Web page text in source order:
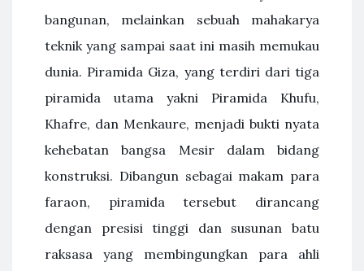
bangunan, melainkan sebuah mahakarya
teknik yang sampai saat ini masih memukau
dunia. Piramida Giza, yang terdiri dari tiga
piramida utama yakni Piramida Khufu,
Khafre, dan Menkaure, menjadi bukti nyata
kehebatan bangsa Mesir dalam bidang
konstruksi. Dibangun sebagai makam para
faraon, piramida tersebut dirancang
dengan presisi tinggi dan susunan batu
raksasa yang membingungkan para ahli